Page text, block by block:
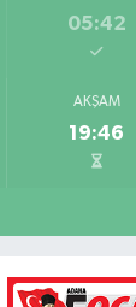
05:42
AKŞAM
19:46